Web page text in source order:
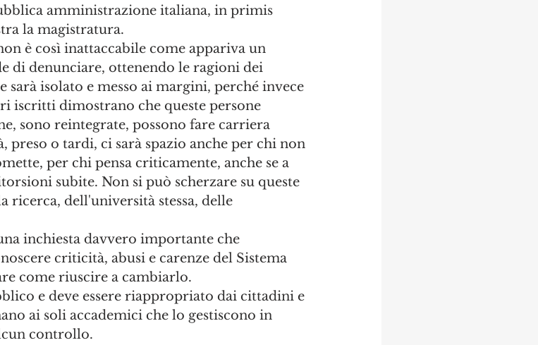
amministrazione italiana, in primis
la magistratura.
è così inattaccabile come appariva un
di denunciare, ottenendo le ragioni dei
isolato e messo ai margini, perché invece
iscritti dimostrano che queste persone
sono reintegrate, possono fare carriera
preso o tardi, ci sarà spazio anche per chi non
per chi pensa criticamente, anche se a
subite. Non si può scherzare su queste
ricerca, dell'università stessa, delle
inchiesta davvero importante che
criticità, abusi e carenze del Sistema
come riuscire a cambiarlo.
e deve essere riappropriato dai cittadini e
ai soli accademici che lo gestiscono in
controllo.